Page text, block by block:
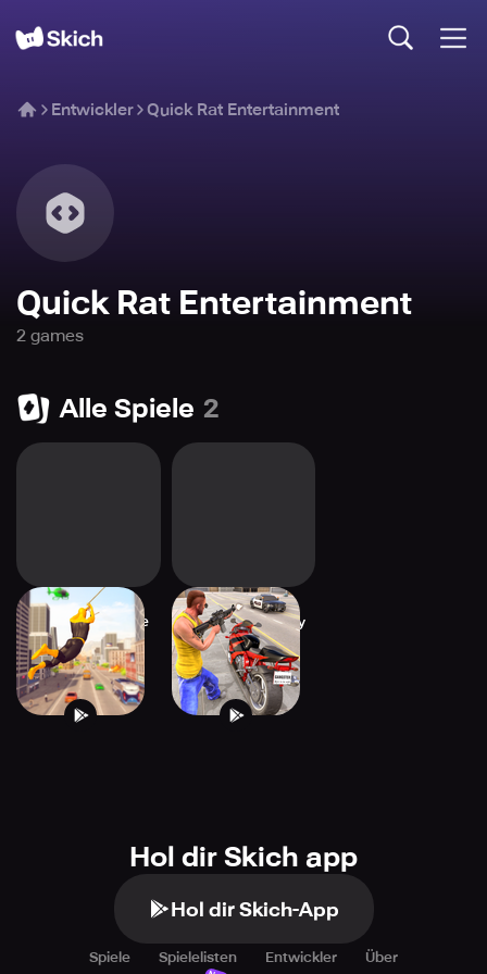
Entwickler Quick Rat Entertainment
Quick Rat Entertainment
2 games
Alle Spiele 2
Flying Hero Crime
City Battle
nyc mafia robbery
Crime games
Hol dir Skich app
Hol dir Skich-App
Spiele Spielelisten Entwickler Über